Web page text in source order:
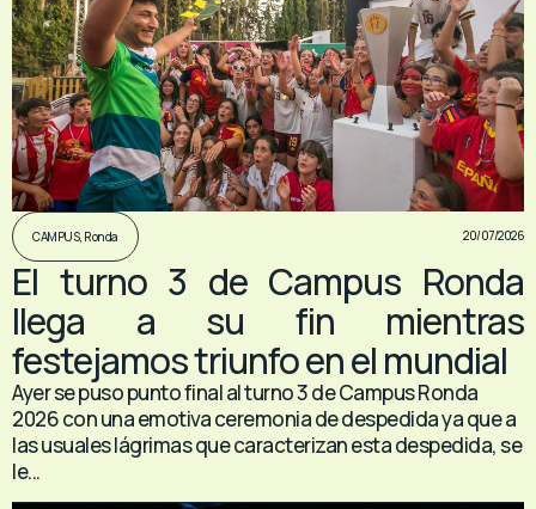
CAMPUS, Ronda 20/07/2026
El turno 3 de Campus Ronda
llega a su fin mientras
festejamos triunfo en el mundial
Ayer se puso punto final al turno 3 de Campus Ronda
2026 con una emotiva ceremonia de despedida ya que a
las usuales lágrimas que caracterizan esta despedida, se
le...